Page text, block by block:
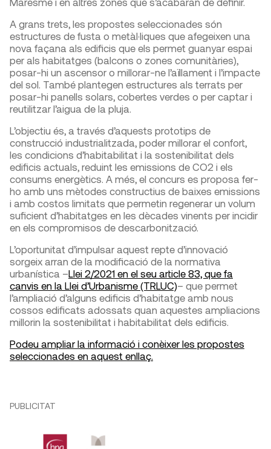
A grans trets, les propostes seleccionades són
estructures de fusta o metàl·liques que afegeixen una
nova façana als edificis que els permet guanyar espai
per als habitatges (balcons o zones comunitàries),
posar-hi un ascensor o millorar-ne l’aïllament i l’impacte
del sol. També plantegen estructures als terrats per
posar-hi panells solars, cobertes verdes o per captar i
reutilitzar l’aigua de la pluja.
L’objectiu és, a través d’aquests prototips de
construcció industrialitzada, poder millorar el confort,
les condicions d’habitabilitat i la sostenibilitat dels
edificis actuals, reduint les emissions de CO2 i els
consums energètics. A més, el concurs es proposa fer-
ho amb uns mètodes constructius de baixes emissions
i amb costos limitats que permetin regenerar un volum
suficient d’habitatges en les dècades vinents per incidir
en els compromisos de descarbonització.
L’oportunitat d’impulsar aquest repte d’innovació
sorgeix arran de la modificació de la normativa
urbanística –Llei 2/2021 en el seu article 83, que fa
canvis en la Llei d’Urbanisme (TRLUC)– que permet
l’ampliació d’alguns edificis d’habitatge amb nous
cossos edificats adossats quan aquestes ampliacions
millorin la sostenibilitat i habitabilitat dels edificis.
Podeu ampliar la informació i conèixer les propostes
seleccionades en aquest enllaç.
PUBLICITAT